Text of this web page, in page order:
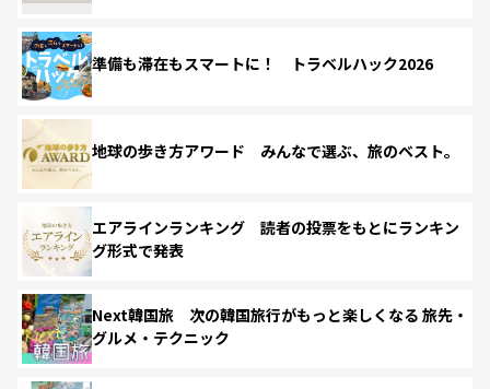
準備も滞在もスマートに！ トラベルハック2026
地球の歩き方アワード みんなで選ぶ、旅のベスト。
エアラインランキング 読者の投票をもとにランキン
グ形式で発表
Next韓国旅 次の韓国旅行がもっと楽しくなる 旅先・
グルメ・テクニック